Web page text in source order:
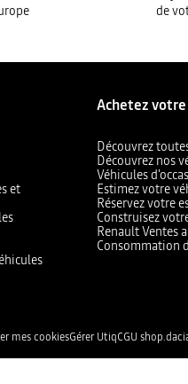
de
et
Achetez votre
Découvrez
Découvrez nos
Véhicules
Estimez votre
Réservez votre
Construisez
Renault Ventes
Consommation
mes cookiesGérer UtiqCGU